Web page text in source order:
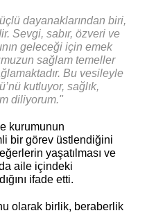
dayanaklarından biri,
Sevgi, sabır, özveri ve
geleceği için emek
sağlam temeller
Bu vesileyle
kutluyor, sağlık,
diliyorum."
kurumunun
bir görev üstlendiğini
yaşatılması ve
aile içindeki
ifade etti.
olarak birlik, beraberlik